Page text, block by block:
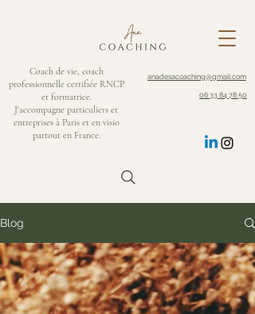
Coach de vie, coach
professionnelle certifiée RNCP
et formatrice.
J'accompagne particuliers et
entreprises à Paris et en visio
partout en France.
anadesacoaching@gmail.com
06 33 84 78 50
Blog